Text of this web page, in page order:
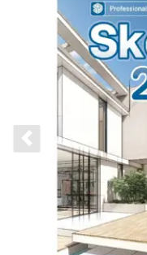
Previous